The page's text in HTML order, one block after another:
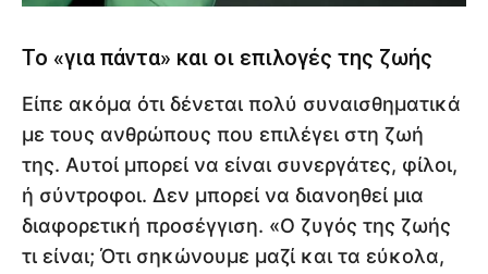
Το «για πάντα» και οι επιλογές της ζωής
Είπε ακόμα ότι δένεται πολύ συναισθηματικά
με τους ανθρώπους που επιλέγει στη ζωή
της. Αυτοί μπορεί να είναι συνεργάτες, φίλοι,
ή σύντροφοι. Δεν μπορεί να διανοηθεί μια
διαφορετική προσέγγιση. «Ο ζυγός της ζωής
τι είναι; Ότι σηκώνουμε μαζί και τα εύκολα,